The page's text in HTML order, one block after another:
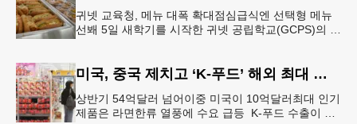
귀넷 교육청, 메뉴 대폭 확대점심급식엔 선택형 메뉴
선봬 5일 새학기를 시작한 귀넷 공립학교(GCPS)의 급
미국, 중국 제치고 ‘K-푸드’ 해외 최대 시장 부상
상반기 54억달러 넘어이중 미국이 10억달러최대 인기
제품은 라면한류 열풍에 수요 급등 K-푸드 수출이 라